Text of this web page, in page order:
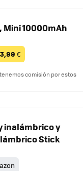
Mini 10000mAh
€
comisión por estos
inalámbrico y
Stick